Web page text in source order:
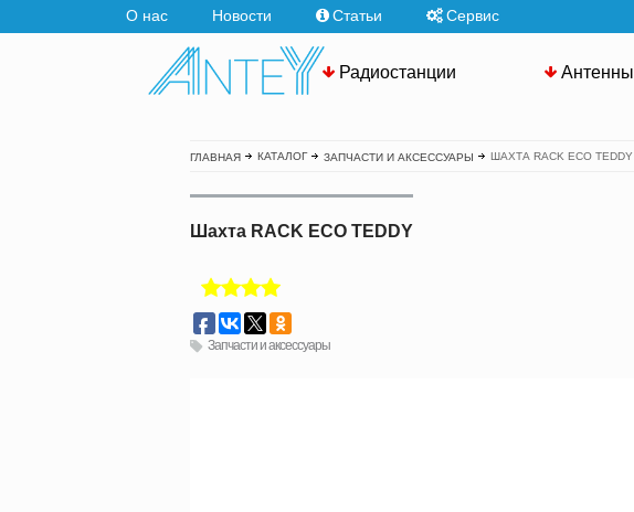
О нас Новости Статьи Сервис
Радиостанции Антенны
ГЛАВНАЯ КАТАЛОГ ЗАПЧАСТИ И АКСЕССУАРЫ ШАХТА RACK ECO TEDDY
Шахта RACK ECO TEDDY
Запчасти и аксессуары